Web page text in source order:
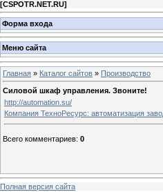
[CSPOTR.NET.RU]
Форма входа
Меню сайта
Главная » Каталог сайтов » Производство
Силовой шкаф управления. Звоните!
http://automation.su/
Компания ТехноРесурс: автоматизация
Всего комментариев: 0
Полная версия сайта